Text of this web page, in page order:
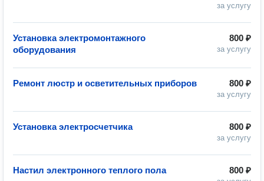
за услугу
800 ₽
за услугу
Установка электромонтажного
оборудования
800 ₽
за услугу
Ремонт люстр и осветительных приборов
800 ₽
за услугу
Установка электросчетчика
800 ₽
Настил электронного теплого пола